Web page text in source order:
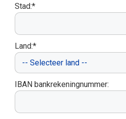
Stad:*
Land:*
IBAN bankrekeningnummer: